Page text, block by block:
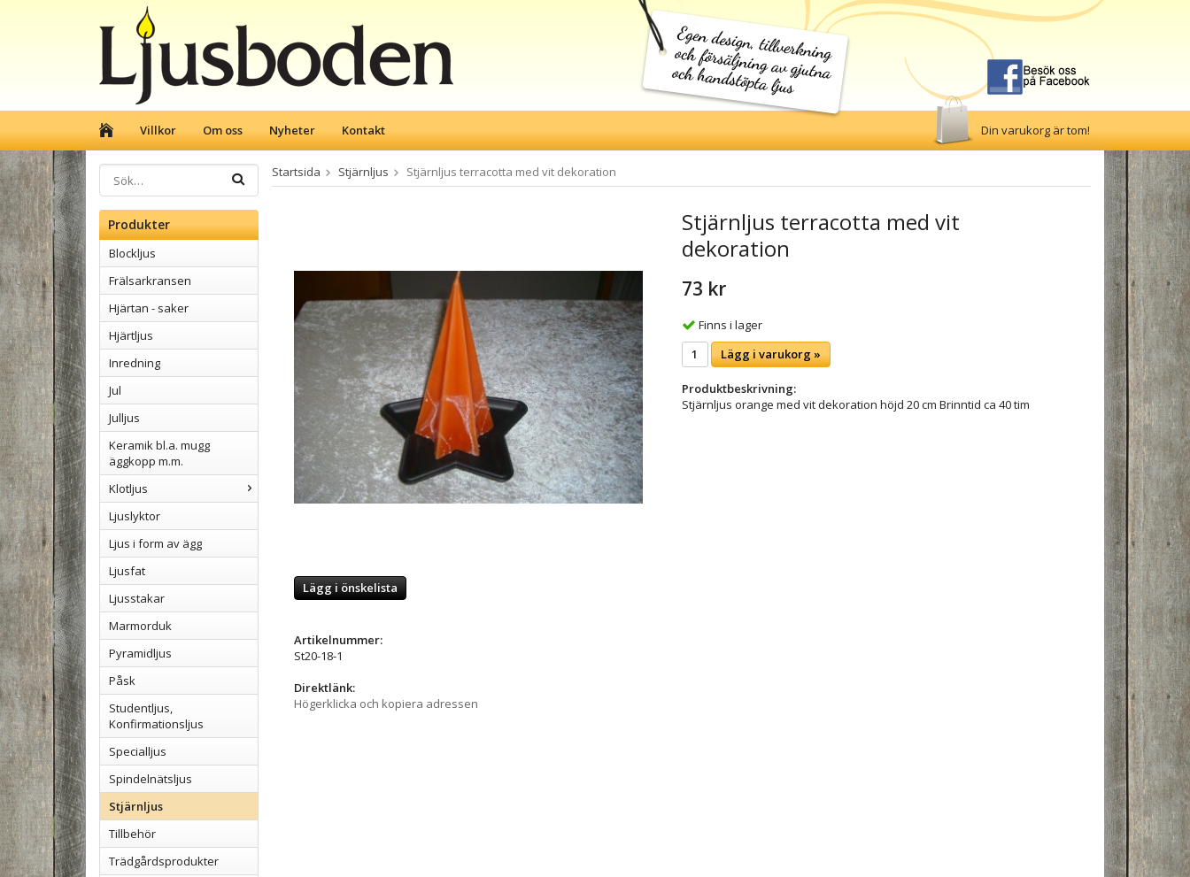
Villkor Om oss Nyheter Kontakt Din varukorg är tom!
Produkter
Blockljus
Frälsarkransen
Hjärtan - saker
Hjärtljus
Inredning
Jul
Julljus
Keramik bl.a. mugg
äggkopp m.m.
Klotljus
Ljuslyktor
Ljus i form av ägg
Ljusfat
Ljusstakar
Marmorduk
Pyramidljus
Påsk
Studentljus,
Konfirmationsljus
Specialljus
Spindelnätsljus
Stjärnljus
Tillbehör
Trädgårdsprodukter
Startsida Stjärnljus Stjärnljus terracotta med vit dekoration
Stjärnljus terracotta med vit
dekoration
73 kr
Finns i lager
Lägg i varukorg »
Produktbeskrivning:
Stjärnljus orange med vit dekoration höjd 20 cm Brinntid ca 40 tim
Lägg i önskelista
Artikelnummer:
St20-18-1
Direktlänk:
Högerklicka och kopiera adressen